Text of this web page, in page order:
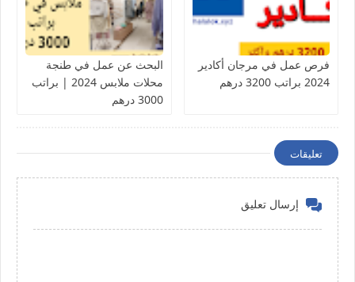
فرص عمل في مرجان أكادير
2024 براتب 3200 درهم
البحث عن عمل في طنجة
محلات ملابس 2024 | براتب
3000 درهم
تعليقات
إرسال تعليق